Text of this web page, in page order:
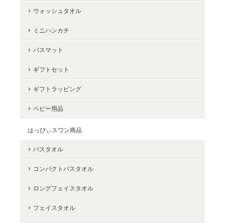
2025/03/08
暖色の小さめのバスタオルをさがしていました。密度が詰まって
＜LifE＞フェイスタオル
＜LifE＞バスタオル
ネイビー
2024/01/16
ウォッシュタオル
ミニハンカチ
バスマット
ギフトセット
ギフトラッピング
ベビー用品
はっぴぃスワン商品
バスタオル
コンパクトバスタオル
ロングフェイスタオル
フェイスタオル